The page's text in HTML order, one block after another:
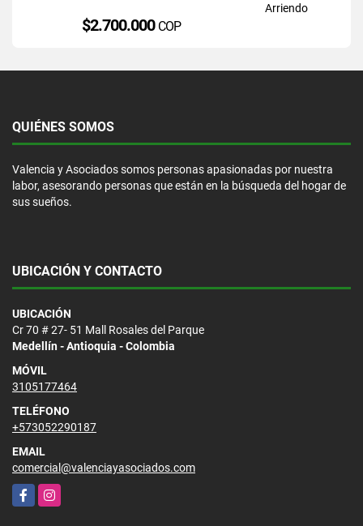
Arriendo
$2.700.000 COP
QUIÉNES SOMOS
Valencia y Asociados somos personas apasionadas por nuestra
labor, asesorando personas que están en la búsqueda del hogar de
sus sueños.
UBICACIÓN Y CONTACTO
UBICACIÓN
Cr 70 # 27- 51 Mall Rosales del Parque
Medellín - Antioquia - Colombia
MÓVIL
3105177464
TELÉFONO
+573052290187
EMAIL
comercial@valenciayasociados.com
FacebookInstagram